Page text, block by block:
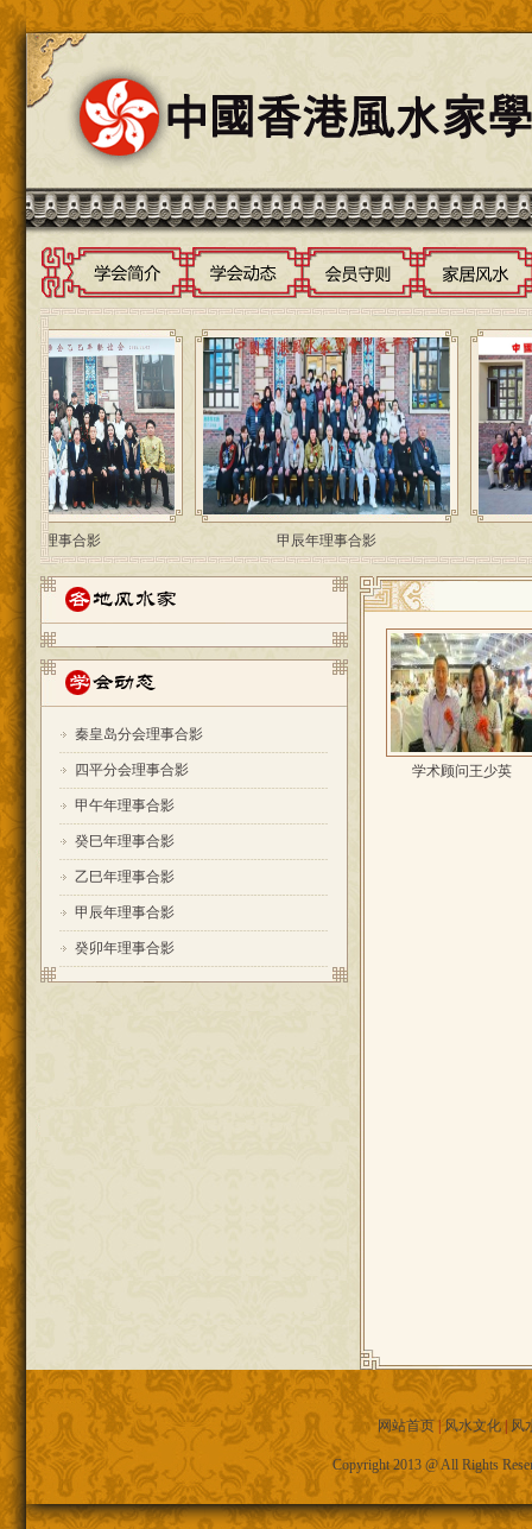
秦皇岛分会理事合影
四平分会理事合影
甲午年理事合影
癸巳年理事合影
乙巳年理事合影
甲辰年理事合影
癸卯年理事合影
学术顾问王少英
网站首页|风水文化| 风
Copyright 2013 @ All Rights